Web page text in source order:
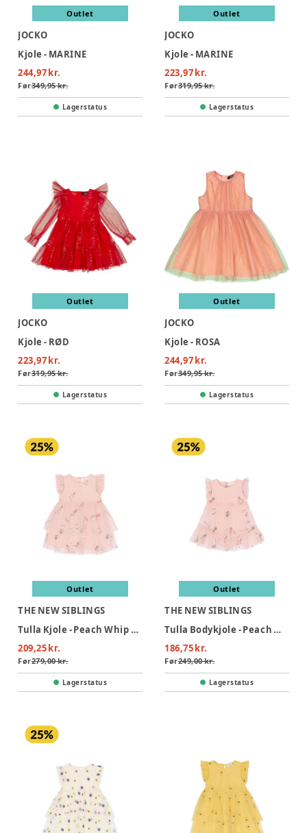
Outlet
JOCKO
Kjole - MARINE
244,97 kr.
Før349,95 kr.
Lagerstatus
Outlet
JOCKO
Kjole - MARINE
223,97 kr.
Før319,95 kr.
Lagerstatus
Outlet
JOCKO
Kjole - RØD
223,97 kr.
Før319,95 kr.
Lagerstatus
Outlet
JOCKO
Kjole - ROSA
244,97 kr.
Før349,95 kr.
Lagerstatus
Outlet
THE NEW SIBLINGS
Tulla Kjole - Peach Whip EMB
209,25 kr.
Før279,00 kr.
Lagerstatus
Outlet
THE NEW SIBLINGS
Tulla Bodykjole - Peach Whip EMB
186,75 kr.
Før249,00 kr.
Lagerstatus